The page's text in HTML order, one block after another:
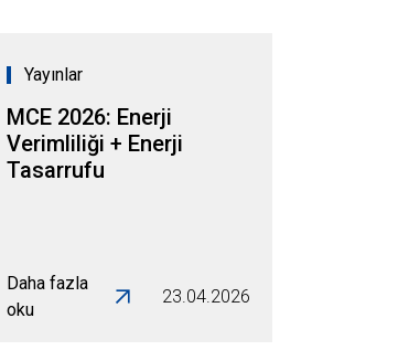
Yayınlar
MCE 2026: Enerji
Verimliliği + Enerji
Tasarrufu
Daha fazla
oku
23.04.2026